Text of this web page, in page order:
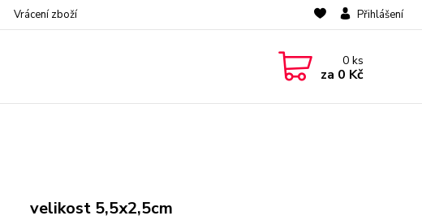
Vrácení zboží Přihlášení
0 ks
za 0 Kč
velikost 5,5x2,5cm